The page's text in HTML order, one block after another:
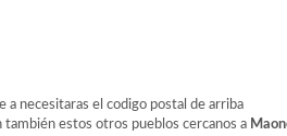
a necesitaras el codigo postal de arriba
estos otros pueblos cercanos a